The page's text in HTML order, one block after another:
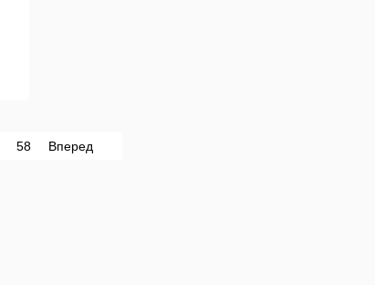
58 Вперед